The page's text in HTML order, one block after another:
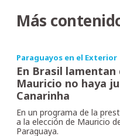
Más
Paraguayos en el Exterior
En Brasil lamentan
Mauricio no haya
Canarinha
En un programa de la
a la elección de Mauricio
Paraguaya.